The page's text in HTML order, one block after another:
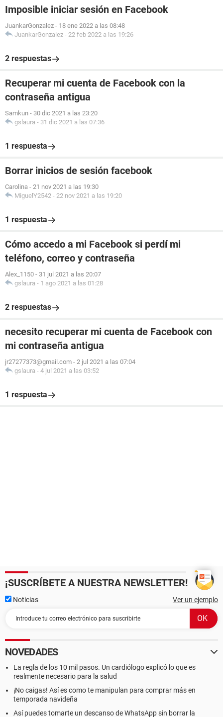
Imposible iniciar sesión en Facebook
JuankarGonzalez - 18 ene 2022 a las 08:48
JuankarGonzalez - 22 feb 2022 a las 19:26
2 respuestas
Recuperar mi cuenta de Facebook con la
contraseña antigua
Samkun - 30 dic 2021 a las 23:20
gslaura - 31 dic 2021 a las 07:36
1 respuesta
Borrar inicios de sesión facebook
Carolina - 21 nov 2021 a las 19:30
MiguelY2542 - 22 nov 2021 a las 19:20
1 respuesta
Cómo accedo a mi Facebook si perdí mi
teléfono, correo y contraseña
Alex_1150 - 31 jul 2021 a las 20:07
gslaura - 1 ago 2021 a las 01:28
2 respuestas
necesito recuperar mi cuenta de Facebook con
mi contraseña antigua
jr27277373@gmail.com - 2 jul 2021 a las 07:04
gslaura - 4 jul 2021 a las 03:52
1 respuesta
¡SUSCRÍBETE A NUESTRA NEWSLETTER!
Noticias Ver un ejemplo
NOVEDADES
La regla de los 10 mil pasos. Un cardiólogo explicó lo que es
realmente necesario para la salud
¡No caigas! Así es como te manipulan para comprar más en
temporada navideña
Así puedes tomarte un descanso de WhatsApp sin borrar la